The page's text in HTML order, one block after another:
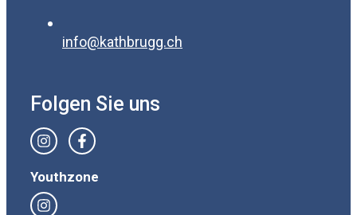
info@kathbrugg.ch
Folgen Sie uns
Youthzone